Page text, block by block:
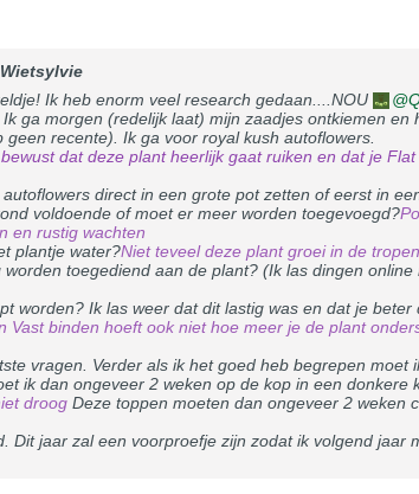
Wietsylvie
Ik heb enorm veel research gedaan....NOU
ga morgen (redelijk laat) mijn zaadjes ontkiemen
recente). Ik ga voor royal kush autoflowers.
dat deze plant heerlijk gaat ruiken en dat je
direct in een grote pot zetten of eerst in
voldoende of moet er meer worden toegevoegd?
en rustig wachten
plantje water?Niet teveel deze plant groei in de
toegediend aan de plant? (Ik las dingen
worden? Ik las weer dat dit lastig was en dat je
Vast binden hoeft ook niet hoe meer je de plant
vragen. Verder als ik het goed heb begrepen
ik dan ongeveer 2 weken op de kop in een
droog Deze toppen moeten dan ongeveer 2 weken
Dit jaar zal een voorproefje zijn zodat ik volgend